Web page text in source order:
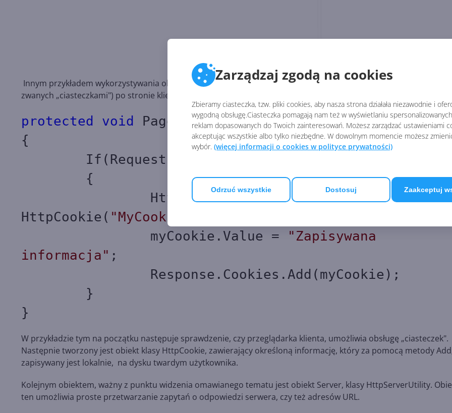
Zarządzaj zgodą na cookies
Zbieramy ciasteczka, tzw. pliki cookies, aby nasza strona działała niezawodnie i
wygodną obsługę.Ciasteczka pomagają nam też w wyświetlaniu
reklam dopasowanych do Twoich zainteresowań. Możesz zarządzać ustawieniami
akceptując wszystkie albo tylko niezbędne. W dowolnym momencie możesz
wybór. (więcej informacji o cookies w polityce prywatności)
Odrzuć wszystkie Dostosuj Zaakceptuj
Innym przykładem wykorzystywania obiektów Request i Response jest zapisywanie obiektów Cookies (popularnie
zwanych „ciasteczkami") po stronie klienta.
protected void Page_Load(objectsender, EventsArgs e)
{
If(Request.Browser.Cookies)
{
HttpCookie myCookie =new
HttpCookie( "MyCookie"
myCookie.Value =
"Zapisywana
informacja" ;
Response.Cookies.Add(myCookie);
}
}
W przykładzie tym na początku następuje sprawdzenie, czy przeglądarka klienta, umożliwia obsługę „ciasteczek".
Następnie tworzony jest obiekt klasy HttpCookie, zawierający określoną informację, który za pomocą metody
zapisywany jest lokalnie, na dysku twardym użytkownika.
Kolejnym obiektem, ważny z punktu widzenia omawianego tematu jest obiekt Server, klasy HttpServerUtility.
ten umożliwia proste przetwarzanie zapytań o odpowiedzi serwera, czy też adresów URL.